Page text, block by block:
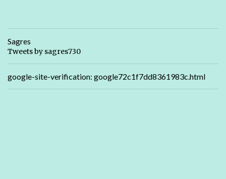
Sagres
Tweets by sagres730
google-site-verification: google72c1f7dd8361983c.html